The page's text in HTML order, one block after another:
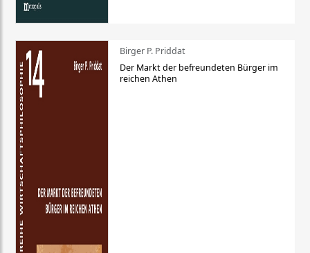
Birger P. Priddat
Der Markt der befreundeten Bürger im
reichen Athen